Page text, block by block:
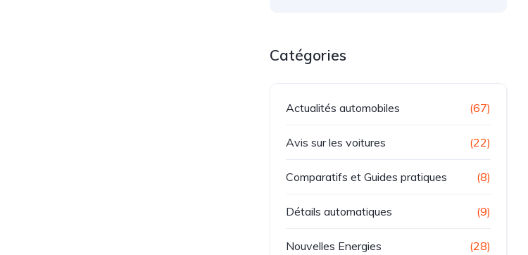
Catégories
Actualités automobiles (67)
Avis sur les voitures (22)
Comparatifs et Guides pratiques (8)
Détails automatiques (9)
Nouvelles Energies (28)